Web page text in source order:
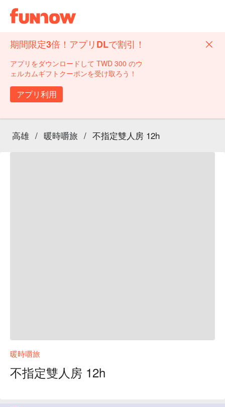
期間限定3倍！アプリDLで割引！
アプリをダウンロードして TWD 300 のウ
ェルカムギフトクーポンを受け取ろう！
アプリ利用
高雄 / 暖時嚼旅 / 不指定雙人房 12h
暖時嚼旅
不指定雙人房 12h